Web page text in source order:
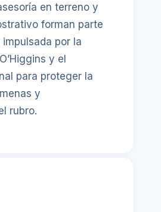
en terreno y
forman parte
por la
y el
para proteger la
y
rubro.